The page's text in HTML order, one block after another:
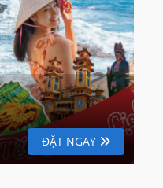
ĐẶT NGAY